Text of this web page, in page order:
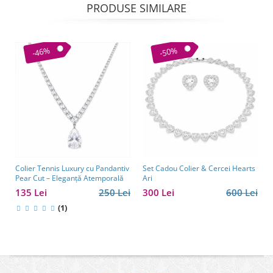
PRODUSE SIMILARE
-46%
Colier Tennis Luxury cu Pandantiv
Pear Cut – Eleganță Atemporală
250 Lei
135 Lei
(1)
-50%
Set Cadou Colier & Cercei Hearts
Ari
600 Lei
300 Lei